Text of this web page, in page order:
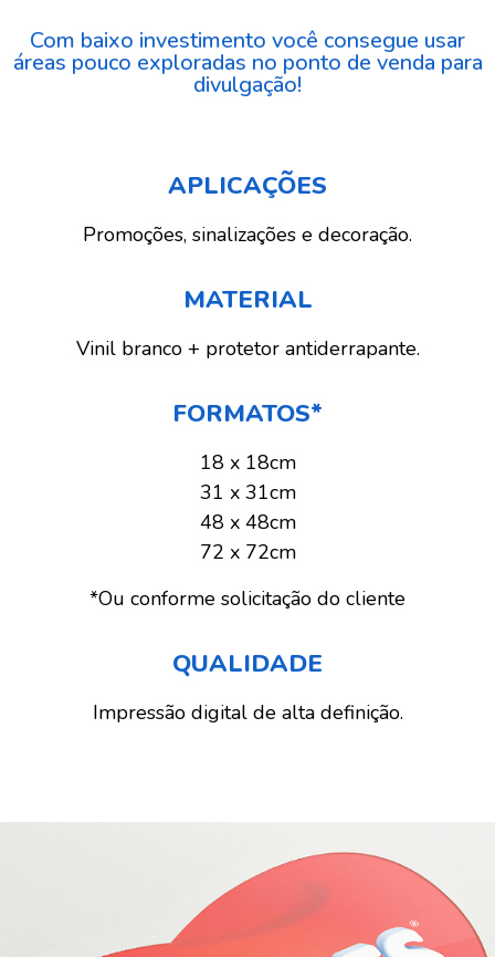
Com baixo investimento você consegue usar
áreas pouco exploradas no ponto de venda para
divulgação!
APLICAÇÕES
Promoções, sinalizações e decoração.
MATERIAL
Vinil branco + protetor antiderrapante.
FORMATOS*
18 x 18cm
31 x 31cm
48 x 48cm
72 x 72cm
*Ou conforme solicitação do cliente
QUALIDADE
Impressão digital de alta definição.